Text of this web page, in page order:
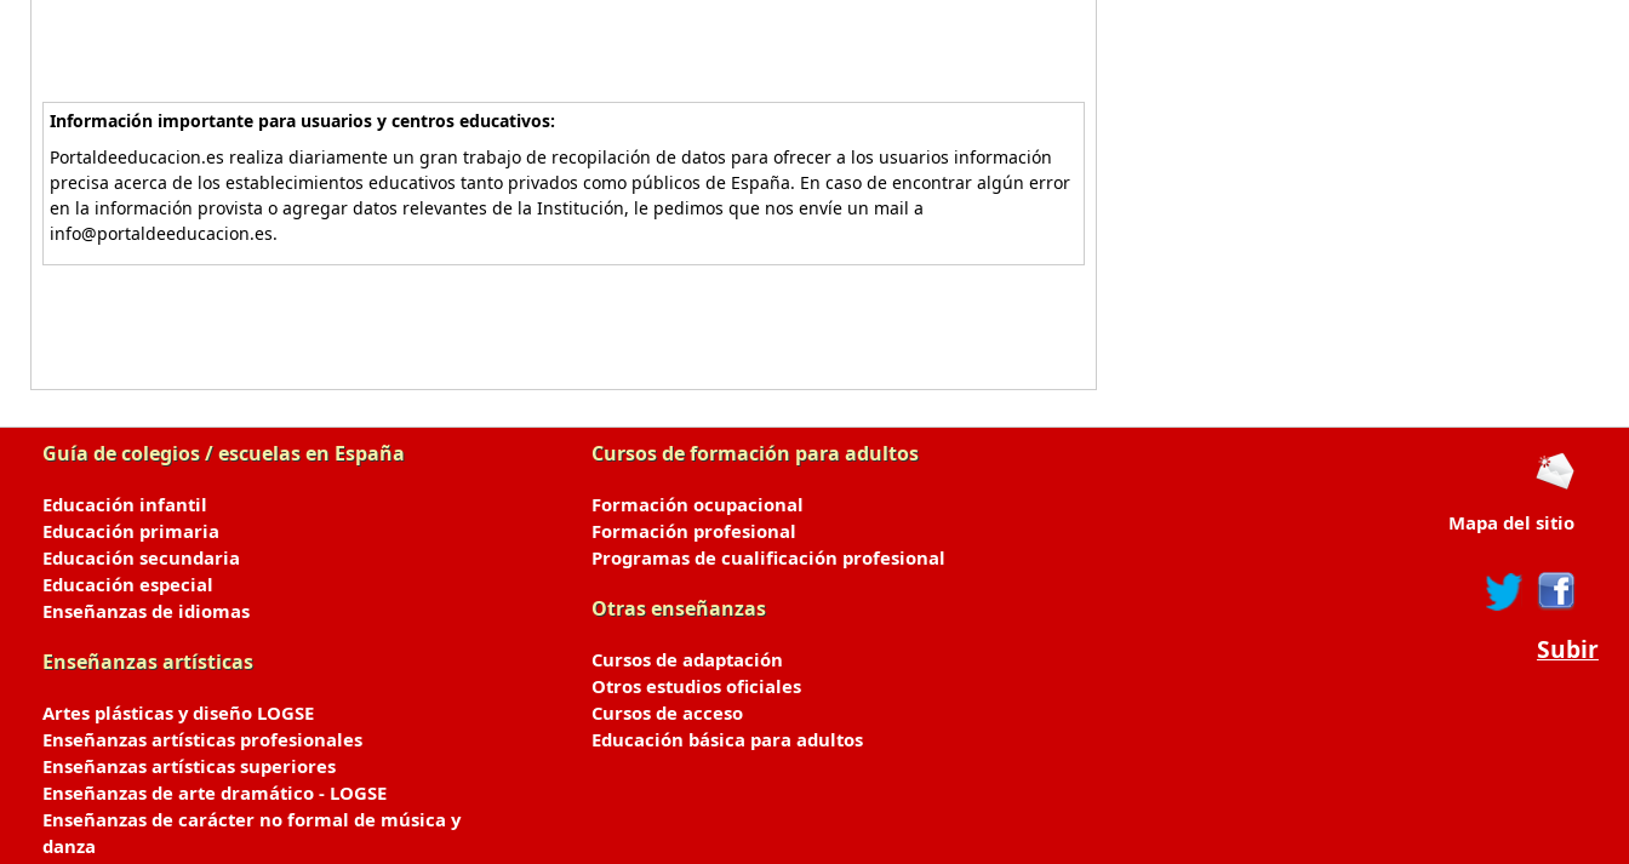
Información importante para usuarios y centros educativos:
Portaldeeducacion.es realiza diariamente un gran trabajo de recopilación de datos para ofrecer a los usuarios información
precisa acerca de los establecimientos educativos tanto privados como públicos de España. En caso de encontrar algún error
en la información provista o agregar datos relevantes de la Institución, le pedimos que nos envíe un mail a
info@portaldeeducacion.es.
Guía de colegios / escuelas en España
Educación infantil
Educación primaria
Educación secundaria
Educación especial
Enseñanzas de idiomas
Enseñanzas artísticas
Artes plásticas y diseño LOGSE
Enseñanzas artísticas profesionales
Enseñanzas artísticas superiores
Enseñanzas de arte dramático - LOGSE
Enseñanzas de carácter no formal de música y
danza
Cursos de formación para adultos
Formación ocupacional
Formación profesional
Programas de cualificación profesional
Otras enseñanzas
Cursos de adaptación
Otros estudios oficiales
Cursos de acceso
Educación básica para adultos
Mapa del sitio
Subir